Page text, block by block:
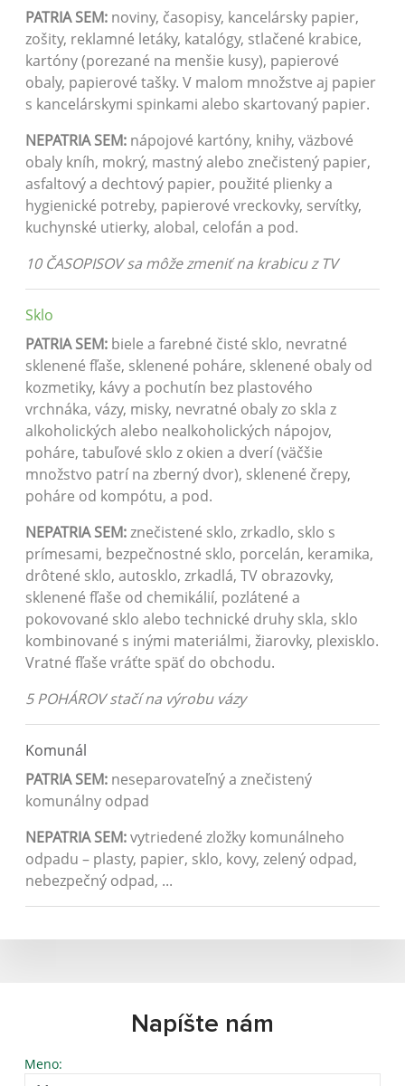
PATRIA SEM: noviny, časopisy, kancelársky papier,
zošity, reklamné letáky, katalógy, stlačené krabice,
kartóny (porezané na menšie kusy), papierové
obaly, papierové tašky. V malom množstve aj papier
s kancelárskymi spinkami alebo skartovaný papier.
NEPATRIA SEM: nápojové kartóny, knihy, väzbové
obaly kníh, mokrý, mastný alebo znečistený papier,
asfaltový a dechtový papier, použité plienky a
hygienické potreby, papierové vreckovky, servítky,
kuchynské utierky, alobal, celofán a pod.
10 ČASOPISOV sa môže zmeniť na krabicu z TV
Sklo
PATRIA SEM: biele a farebné čisté sklo, nevratné
sklenené fľaše, sklenené poháre, sklenené obaly od
kozmetiky, kávy a pochutín bez plastového
vrchnáka, vázy, misky, nevratné obaly zo skla z
alkoholických alebo nealkoholických nápojov,
poháre, tabuľové sklo z okien a dverí (väčšie
množstvo patrí na zberný dvor), sklenené črepy,
poháre od kompótu, a pod.
NEPATRIA SEM:znečistené sklo, zrkadlo, sklo s
prímesami, bezpečnostné sklo, porcelán, keramika,
drôtené sklo, autosklo, zrkadlá, TV obrazovky,
sklenené fľaše od chemikálií, pozlátené a
pokovované sklo alebo technické druhy skla, sklo
kombinované s inými materiálmi, žiarovky, plexisklo.
Vratné fľaše vráťte späť do obchodu.
5 POHÁROV stačí na výrobu vázy
Komunál
PATRIA SEM: neseparovateľný a znečistený
komunálny odpad
NEPATRIA SEM:vytriedené zložky komunálneho
odpadu – plasty, papier, sklo, kovy, zelený odpad,
nebezpečný odpad, ...
Napíšte nám
Meno: